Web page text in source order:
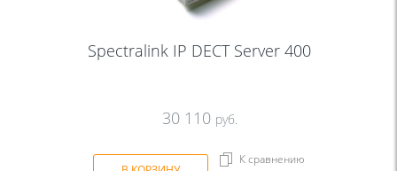
Spectralink IP DECT Server 400
30 110 руб.
К сравнению